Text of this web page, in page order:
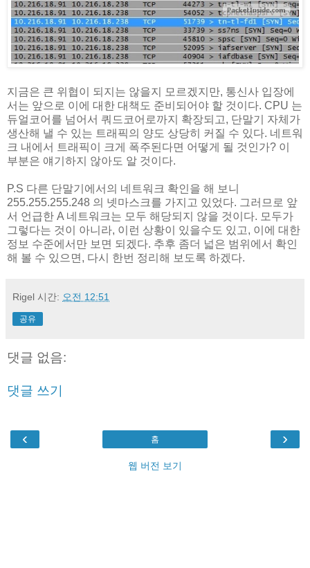
지금은 큰 위협이 되지는 않을지 모르겠지만, 통신사 입장에
서는 앞으로 이에 대한 대책도 준비되어야 할 것이다. CPU 는
듀얼코어를 넘어서 쿼드코어로까지 확장되고, 단말기 자체가
생산해 낼 수 있는 트래픽의 양도 상당히 커질 수 있다. 네트워
크 내에서 트래픽이 크게 폭주된다면 어떻게 될 것인가? 이
부분은 얘기하지 않아도 알 것이다.
P.S 다른 단말기에서의 네트워크 확인을 해 보니
255.255.255.248 의 넷마스크를 가지고 있었다. 그러므로 앞
서 언급한 A 네트워크는 모두 해당되지 않을 것이다. 모두가
그렇다는 것이 아니라, 이런 상황이 있을수도 있고, 이에 대한
정보 수준에서만 보면 되겠다. 추후 좀더 넓은 범위에서 확인
해 볼 수 있으면, 다시 한번 정리해 보도록 하겠다.
Rigel 시간: 오전 12:51
공유
댓글 없음:
댓글 쓰기
‹ ›
홈
웹 버전 보기